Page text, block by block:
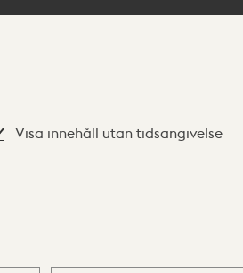
Visa innehåll utan tidsangivelse